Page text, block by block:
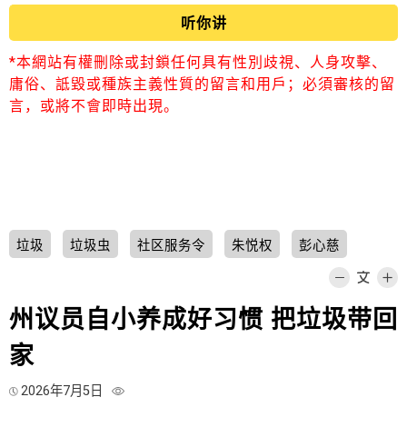
听你讲
*本網站有權刪除或封鎖任何具有性別歧視、人身攻擊、
庸俗、詆毀或種族主義性質的留言和用戶；必須審核的留
言，或將不會即時出現。
垃圾 垃圾虫 社区服务令 朱悦权 彭心慈
州议员自小养成好习惯 把垃圾带回
家
2026年7月5日